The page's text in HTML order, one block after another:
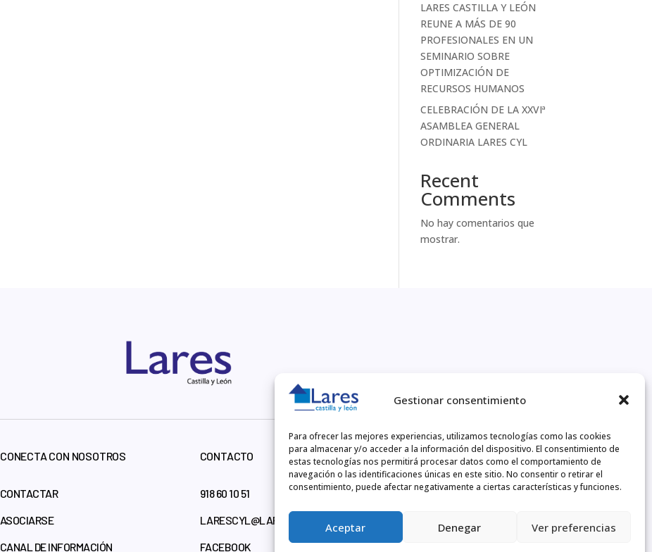
Gestionar consentimiento
Para ofrecer las mejores experiencias, utilizamos tecnologías como las cookies
para almacenar y/o acceder a la información del dispositivo. El consentimiento de
estas tecnologías nos permitirá procesar datos como el comportamiento de
navegación o las identificaciones únicas en este sitio. No consentir o retirar el
consentimiento, puede afectar negativamente a ciertas características y funciones.
Aceptar Denegar Ver preferencias
LARES CASTILLA Y LEÓN
REUNE A MÁS DE 90
PROFESIONALES EN UN
SEMINARIO SOBRE
OPTIMIZACIÓN DE
RECURSOS HUMANOS
CELEBRACIÓN DE LA XXVIª
ASAMBLEA GENERAL
ORDINARIA LARES CYL
Recent
Comments
No hay comentarios que
mostrar.
CONECTA CON NOSOTROS
CONTACTAR
ASOCIARSE
CANAL DE INFORMACIÓN
CONTACTO
918 60 10 51
LARESCYL@LARESCYL.ORG
FACEBOOK
LEGAL
POLÍTICA DE PRIVACIDAD
POLÍTICA DE COOKIES